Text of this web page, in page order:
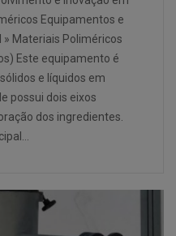
Equipamentos e
» Materiais Poliméricos
Este equipamento é
e líquidos em
possui dois eixos
dos ingredientes.